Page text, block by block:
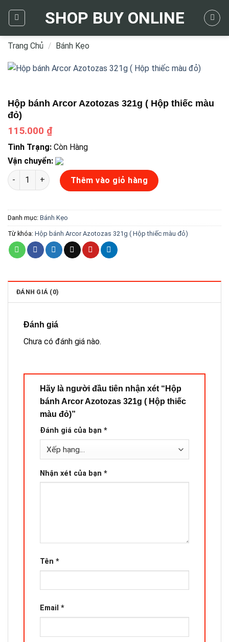
SHOP BUY ONLINE
Trang Chủ / Bánh Kẹo
Hộp bánh Arcor Azotozas 321g ( Hộp thiếc màu
đỏ)
115.000 ₫
Tình Trạng: Còn Hàng
Vận chuyển:
Hộp bánh Arcor Azotozas 321g ( Hộp thiếc màu đỏ) số lượng
Thêm vào giỏ hàng
Danh mục: Bánh Kẹo
Từ khóa: Hộp bánh Arcor Azotozas 321g ( Hộp thiếc màu đỏ)
ĐÁNH GIÁ (0)
Đánh giá
Chưa có đánh giá nào.
Hãy là người đầu tiên nhận xét “Hộp
bánh Arcor Azotozas 321g ( Hộp thiếc
màu đỏ)”
Đánh giá của bạn *
Nhận xét của bạn *
Tên *
Email *